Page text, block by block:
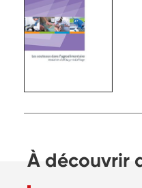
À découvrir